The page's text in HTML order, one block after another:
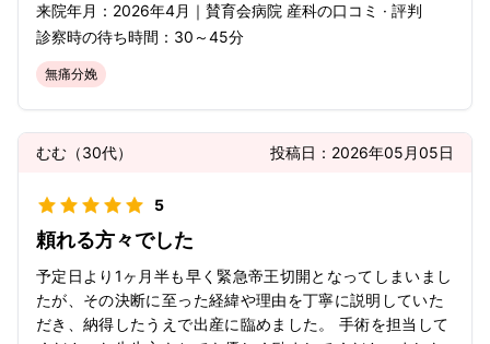
来院年月： 2026年4月 ｜ 賛育会病院 産科の口コミ · 評判
診察時の待ち時間： 30～45分
無痛分娩
むむ （30代） 投稿日： 2026年05月05日
5
頼れる方々でした
予定日より1ヶ月半も早く緊急帝王切開となってしまいまし
たが、その決断に至った経緯や理由を丁寧に説明していた
だき、納得したうえで出産に臨めました。 手術を担当して